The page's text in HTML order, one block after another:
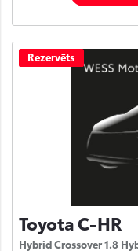
Rezervēts
Toyota C-HR
Hybrid Crossover 1.8